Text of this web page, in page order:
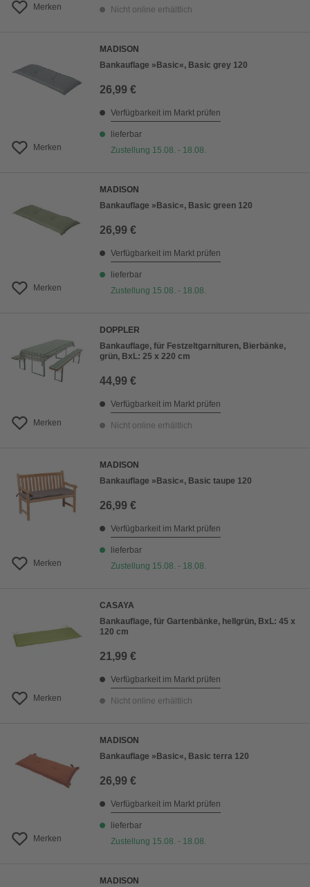
Merken Nicht online erhältlich
Merken
MADISON
Bankauflage »Basic«, Basic grey 120
26,99 €
Verfügbarkeit im Markt prüfen
lieferbar
Zustellung 15.08. - 18.08.
Merken
MADISON
Bankauflage »Basic«, Basic green 120
26,99 €
Verfügbarkeit im Markt prüfen
lieferbar
Zustellung 15.08. - 18.08.
Merken
DOPPLER
Bankauflage, für Festzeltgarnituren, Bierbänke,
grün, BxL: 25 x 220 cm
44,99 €
Verfügbarkeit im Markt prüfen
Nicht online erhältlich
Merken
MADISON
Bankauflage »Basic«, Basic taupe 120
26,99 €
Verfügbarkeit im Markt prüfen
lieferbar
Zustellung 15.08. - 18.08.
Merken
CASAYA
Bankauflage, für Gartenbänke, hellgrün, BxL: 45 x
120 cm
21,99 €
Verfügbarkeit im Markt prüfen
Nicht online erhältlich
Merken
MADISON
Bankauflage »Basic«, Basic terra 120
26,99 €
Verfügbarkeit im Markt prüfen
lieferbar
Zustellung 15.08. - 18.08.
MADISON